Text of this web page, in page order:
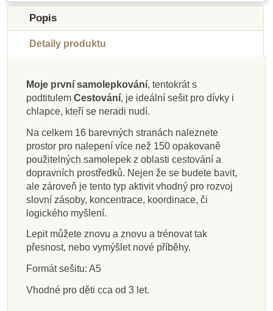
Skladem
JIRI MODELS
Samolepková knížka
-Farma
139 Kč
Přidat do košíku
JIRI MODELS
Samolepková knížka
- Pod hladinou
139 Kč
Výprodej
Skladem
JIRI MODELS
Samolepková knížka
- Pralidé
199 Kč 249 Kč
Přidat do košíku
JIRI MODELS Moje
první samolepkování
- Traktory a
náklaďáky
119 Kč
Skladem
JIRI MODELS
Samolepková knížka
- Já a moje tělo
139 Kč
Přidat do košíku
JIRI MODELS
Samolepkové album
- Roční období
199 Kč
Skladem
JIRI MODELS Moje
první samolepkování
- Zvířátka
119 Kč
Přidat do košíku
JIRI MODELS
Samolepková knížka
- Mazlíčci
139 Kč
Popis
Detaily produktu
Moje první samolepkování, tentokrát s
podtitulem Cestování, je ideální sešit pro dívky i
chlapce, kteří se neradi nudí.
Na celkem 16 barevných stranách naleznete
prostor pro nalepení více než 150 opakovaně
použitelných samolepek z oblasti cestování a
dopravních prostředků. Nejen že se budete bavit,
ale zároveň je tento typ aktivit vhodný pro rozvoj
slovní zásoby, koncentrace, koordinace, či
logického myšlení.
Lepit můžete znovu a znovu a trénovat tak
přesnost, nebo vymýšlet nové příběhy.
Formát sešitu: A5
Vhodné pro děti cca od 3 let.